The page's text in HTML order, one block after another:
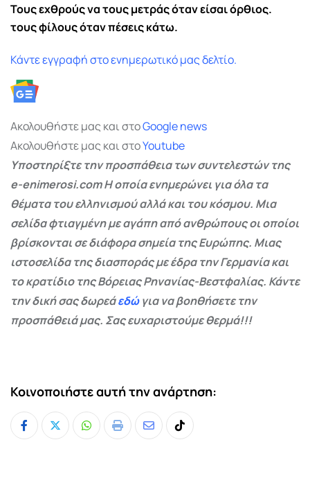
Τους εχθρούς να τους μετράς όταν είσαι όρθιος.
τους φίλους όταν πέσεις κάτω.
Κάντε εγγραφή στο ενημερωτικό μας δελτίο.
Ακολουθήστε μας και στοGooglenews
Ακολουθήστε μας και στοYoutube
Υποστηρίξτε την προσπάθεια των συντελεστών της
e-enimerosi.com Η οποία ενημερώνει για όλα τα
θέματα του ελληνισμού αλλά και του κόσμου. Μια
σελίδα φτιαγμένη με αγάπη από ανθρώπους οι οποίοι
βρίσκονται σε διάφορα σημεία της Ευρώπης. Μιας
ιστοσελίδα της διασποράς με έδρα την Γερμανία και
το κρατίδιο της Βόρειας Ρηνανίας-Βεστφαλίας. Κάντε
την δική σας δωρεάεδώγια να βοηθήσετε την
προσπάθειά μας. Σας ευχαριστούμε θερμά!!!
Κοινοποιήστε αυτή την ανάρτηση:
Whatsapp
Print
ShareTiktok